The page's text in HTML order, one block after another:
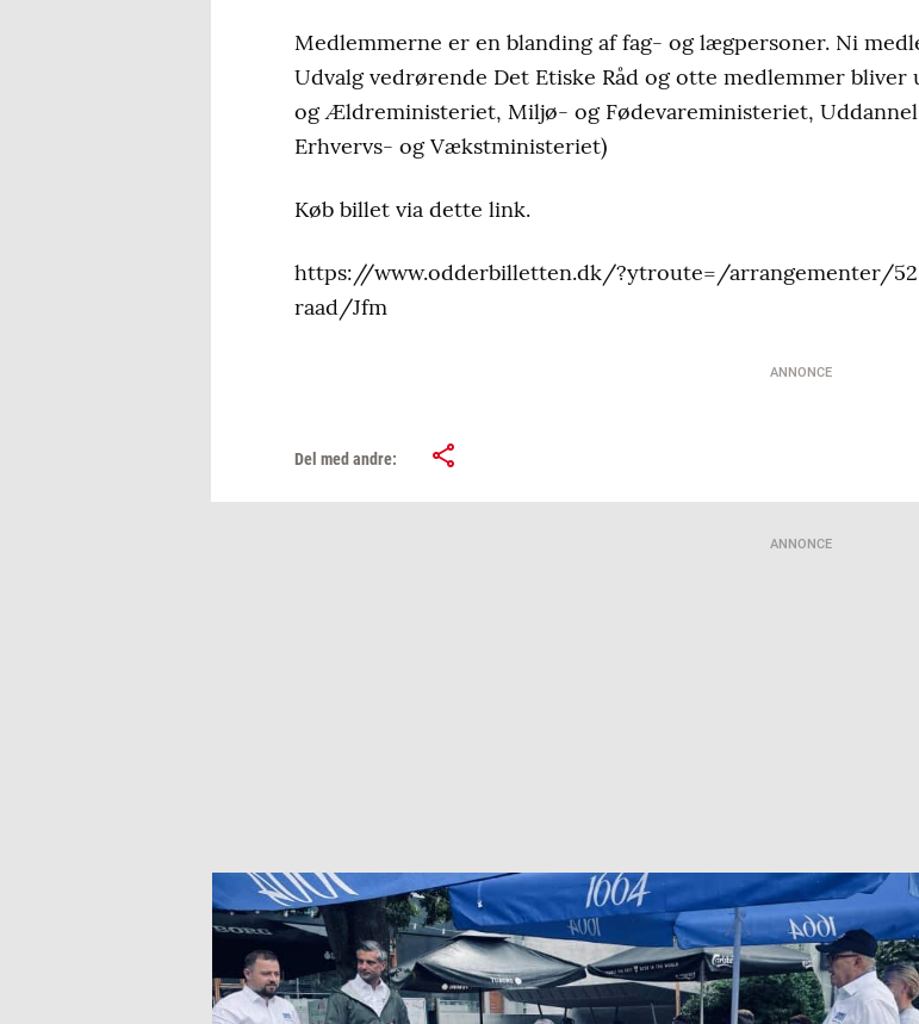
Medlemmerne er en blanding af fag- og lægpersoner. Ni
Udvalg vedrørende Det Etiske Råd og otte medlemmer
og Ældreministeriet, Miljø- og Fødevareministeriet,
Erhvervs- og Vækstministeriet)
Køb billet via dette link.
https://www.odderbilletten.dk/?ytroute=/arrangementer/
raad/Jfm
ANNONCE
Del med andre:
ANNONCE